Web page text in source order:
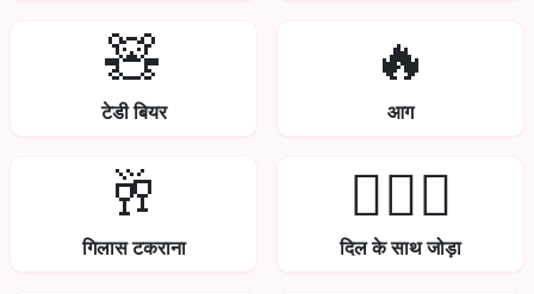
🧸
टेडी बियर
🔥
आग
🥂
गिलास टकराना
👩‍❤️‍👨
दिल के साथ जोड़ा